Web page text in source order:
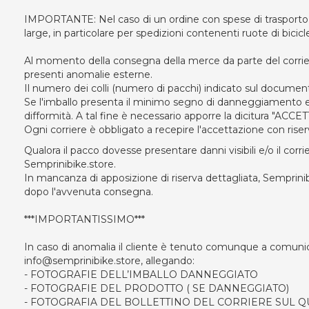
IMPORTANTE: Nel caso di un ordine con spese di
large, in particolare per spedizioni contenenti ruote di
Al momento della consegna della merce da parte del
presenti anomalie esterne.
Il numero dei colli (numero di pacchi) indicato sul
Se l'imballo presenta il minimo segno di danneggiamento
difformità. A tal fine è necessario apporre la dicitura
Ogni corriere è obbligato a recepire l'accettazione con
Qualora il pacco dovesse presentare danni visibili e/o il
Semprinibike.store.
In mancanza di apposizione di riserva dettagliata,
dopo l'avvenuta consegna.
***IMPORTANTISSIMO***
In caso di anomalia il cliente è tenuto comunque a
info@semprinibike.store, allegando:
- FOTOGRAFIE DELL’IMBALLO DANNEGGIATO
- FOTOGRAFIE DEL PRODOTTO ( SE DANNEGGIATO)
- FOTOGRAFIA DEL BOLLETTINO DEL CORRIERE SUL